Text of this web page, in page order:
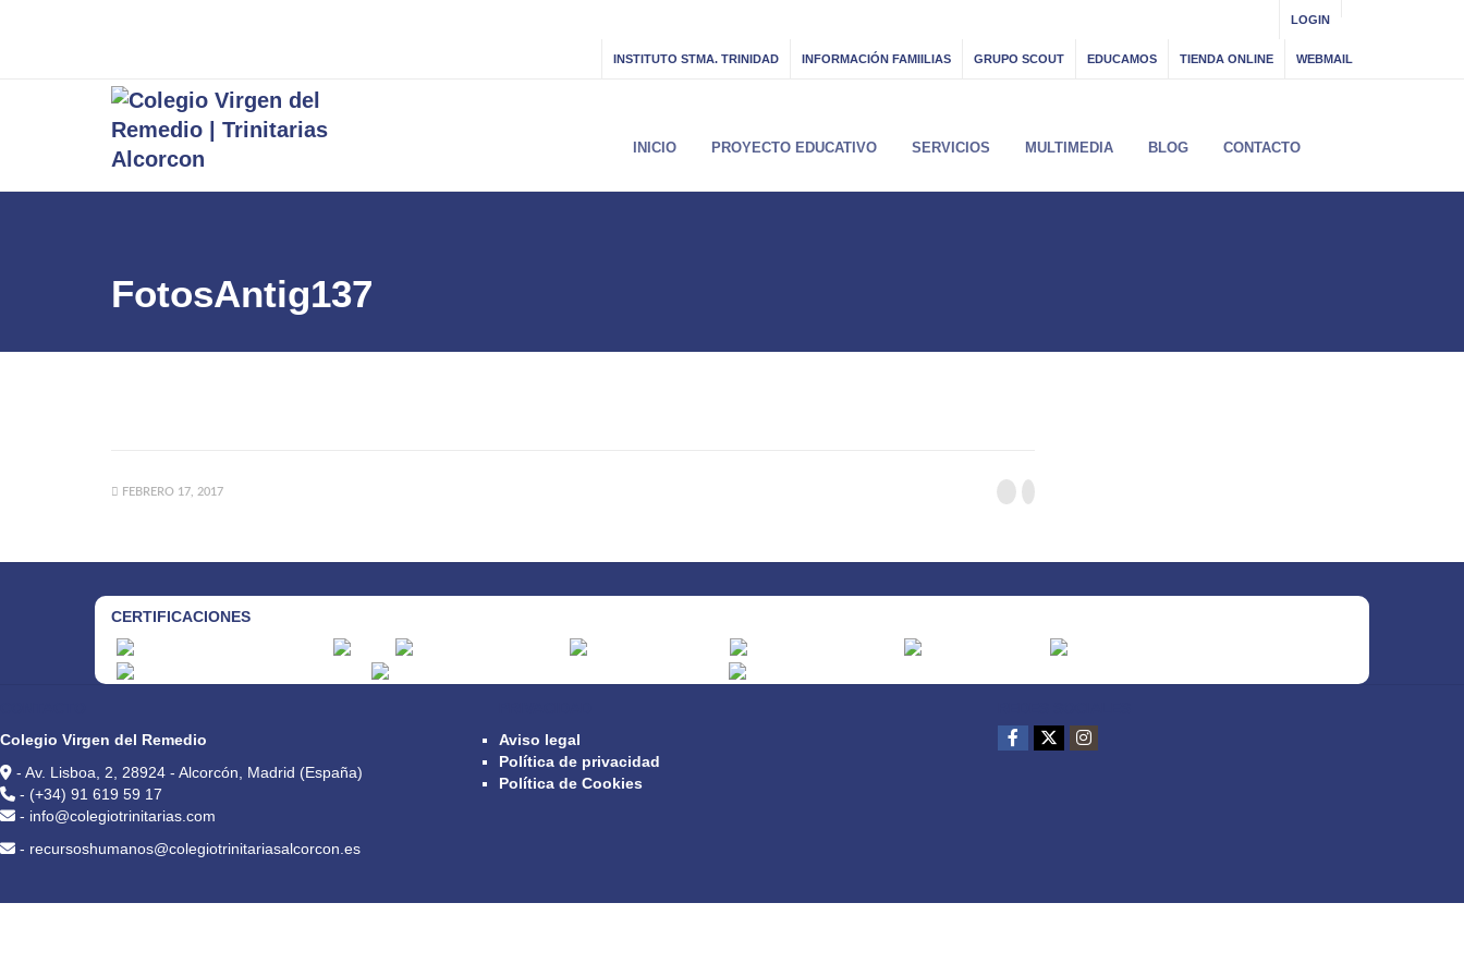
LOGIN
INSTITUTO STMA. TRINIDAD INFORMACIÓN FAMIILIAS GRUPO SCOUT EDUCAMOS TIENDA ONLINE WEBMAIL
INICIO PROYECTO EDUCATIVO SERVICIOS MULTIMEDIA BLOG CONTACTO
FotosAntig137
FEBRERO 17, 2017
CERTIFICACIONES
Colegio Virgen del Remedio
- Av. Lisboa, 2, 28924 - Alcorcón, Madrid (España)
- (+34) 91 619 59 17
- info@colegiotrinitarias.com
- recursoshumanos@colegiotrinitariasalcorcon.es
Aviso legal
Política de privacidad
Política de Cookies